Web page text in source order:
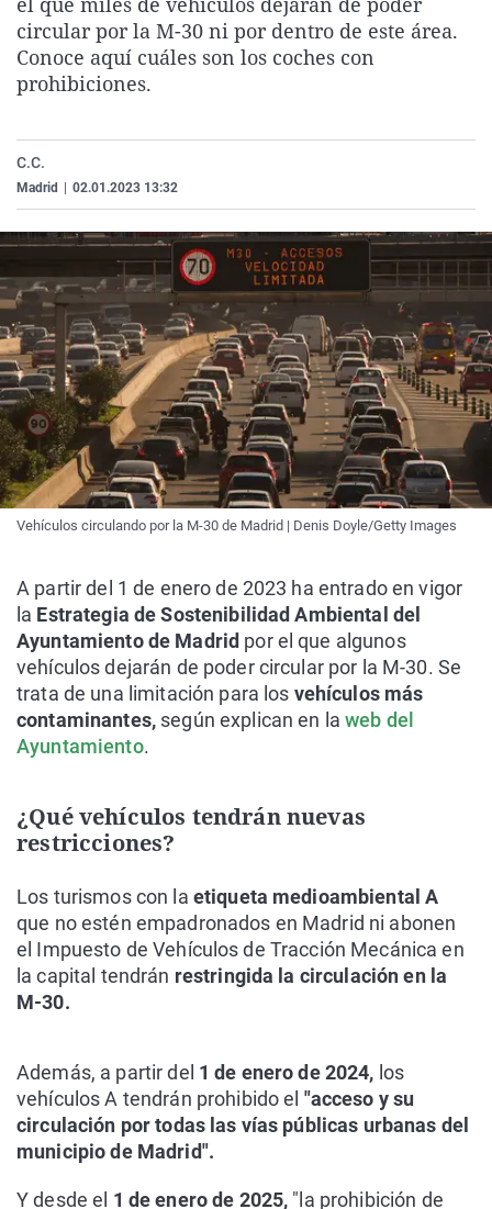
La rosa de los vientos
Gente viajera
Caso
Retornados
Extremadura
Galicia
Virales
Televisión
circular por la M-30 ni por dentro de este área.
Conoce aquí cuáles son los coches con
prohibiciones.
C.C.
Madrid 02.01.2023 13:32
Vehículos circulando por la M-30 de Madrid | Denis Doyle/Getty Images
A partir del 1 de enero de 2023 ha entrado en vigor
la Estrategia de Sostenibilidad Ambiental del
Ayuntamiento de Madrid por el que algunos
vehículos dejarán de poder circular por la M-30. Se
trata de una limitación para los vehículos más
contaminantes,según explican en laweb del
Ayuntamiento.
¿Qué vehículos tendrán nuevas
restricciones?
Los turismos con la etiqueta medioambiental A
que no estén empadronados en Madrid ni abonen
el Impuesto de Vehículos de Tracción Mecánica en
la capital tendrán restringida la circulación en la
M-30.
Además, a partir del 1 de enero de 2024, los
vehículos A tendrán prohibido el "acceso y su
circulación por todas las vías públicas urbanas del
municipio de Madrid".
Y desde el 1 de enero de 2025, "la prohibición de